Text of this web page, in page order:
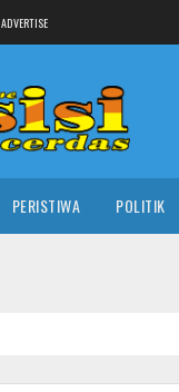
ADVERTISE
PERISTIWA POLITIK